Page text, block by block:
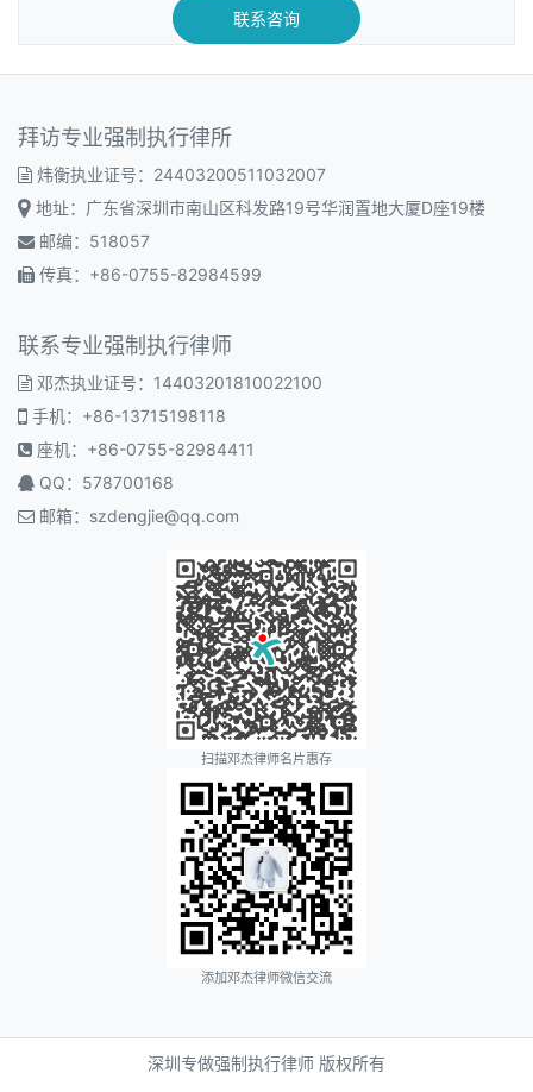
联系咨询
拜访专业强制执行律所
炜衡执业证号：24403200511032007
地址：广东省深圳市南山区科发路19号华润置地大厦D座19楼
邮编：518057
传真：+86-0755-82984599
联系专业强制执行律师
邓杰执业证号：14403201810022100
手机：+86-13715198118
座机：+86-0755-82984411
QQ：578700168
邮箱： szdengjie@qq.com
扫描邓杰律师名片惠存
添加邓杰律师微信交流
深圳专做强制执行律师 版权所有